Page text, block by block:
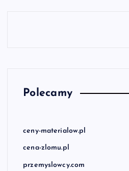
Polecamy
ceny-materialow.pl
cena-zlomu.pl
przemyslowcy.com